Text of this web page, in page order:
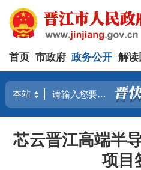
首页 市政府 政务公开 解读
芯云晋江高端半
项目